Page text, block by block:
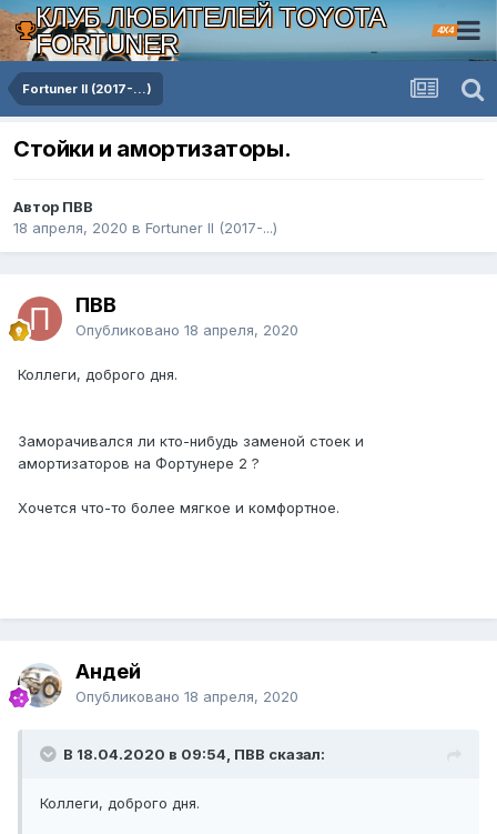
КЛУБ ЛЮБИТЕЛЕЙ TOYOTA
FORTUNER
4X4
Fortuner II (2017-...)
Стойки и амортизаторы.
Автор ПВВ
18 апреля, 2020 в Fortuner II (2017-...)
ПВВ
Опубликовано 18 апреля, 2020
Коллеги, доброго дня.
Заморачивался ли кто-нибудь заменой стоек и
амортизаторов на Фортунере 2 ?
Хочется что-то более мягкое и комфортное.
Андей
Опубликовано 18 апреля, 2020
В 18.04.2020 в 09:54, ПВВ сказал:
Коллеги, доброго дня.